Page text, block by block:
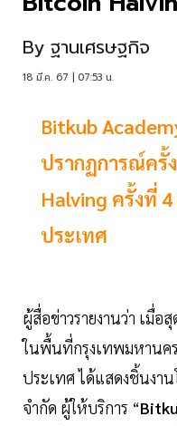
By ฐานเศรษฐกิจ
18 มี.ค. 67 | 07:53 น.
Bitkub
ปรากฏการณ์ครั้
Halving ครั้งที่
ประเทศ
ผู้สื่อข่าวรายงานว่า เมื่
ในพื้นที่กรุงเทพมหานค
ประเทศ ได้แสดงชิ้นง
จำกัด ผู้ให้บริการ “